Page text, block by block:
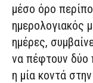
μέσο όρο
ημερολογιακός
ημέρες,
να πέφτουν δύο
η μία κοντά